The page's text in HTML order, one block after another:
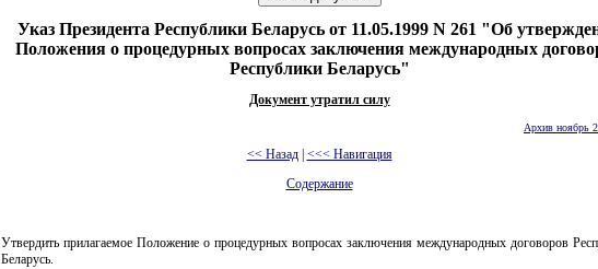
Указ Президента Республики Беларусь от 11.05.1999 N 261 "Об
Положения о процедурных вопросах заключения международных
Республики Беларусь"
Документ утратил силу
Архив ноябрь
<< Назад| <<< Навигация
Содержание
Утвердить прилагаемое Положение о процедурных вопросах заключения международных договоров
Беларусь.